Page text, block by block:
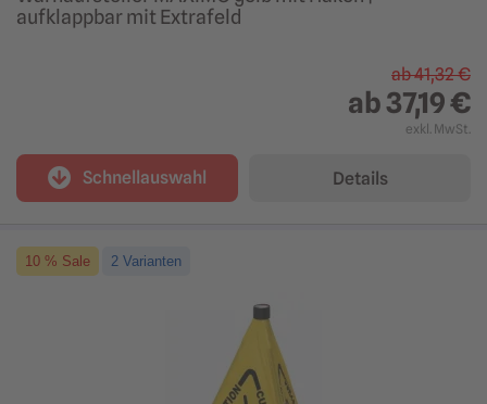
aufklappbar mit Extrafeld
ab41,32 €
ab37,19 €
exkl. MwSt.
Schnellauswahl Details
10 % Sale 2 Varianten